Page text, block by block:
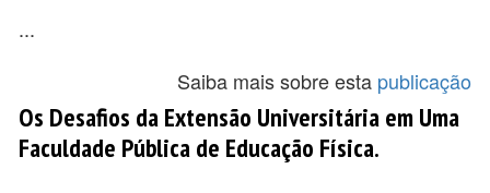
...
Saiba mais sobre esta publicação
Os Desafios da Extensão Universitária em Uma
Faculdade Pública de Educação Física.